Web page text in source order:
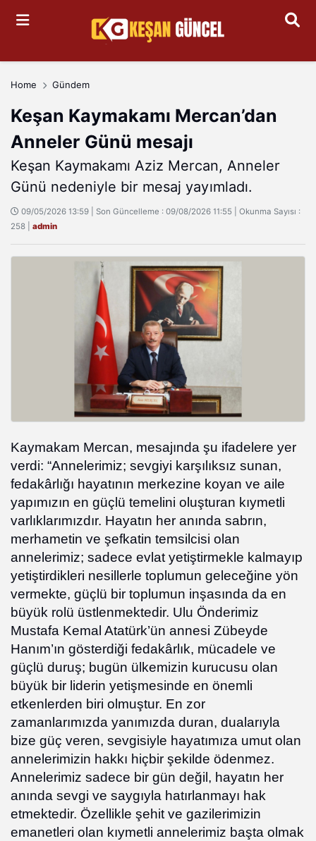
Arama
Home Gündem
Keşan Kaymakamı Mercan’dan
Anneler Günü mesajı
Keşan Kaymakamı Aziz Mercan, Anneler
Günü nedeniyle bir mesaj yayımladı.
09/05/2026 13:59 | Son Güncelleme : 09/08/2026 11:55 | Okunma Sayısı :
258 | admin
Kaymakam Mercan, mesajında şu ifadelere yer
verdi: “Annelerimiz; sevgiyi karşılıksız sunan,
fedakârlığı hayatının merkezine koyan ve aile
yapımızın en güçlü temelini oluşturan kıymetli
varlıklarımızdır. Hayatın her anında sabrın,
merhametin ve şefkatin temsilcisi olan
annelerimiz; sadece evlat yetiştirmekle kalmayıp
yetiştirdikleri nesillerle toplumun geleceğine yön
vermekte, güçlü bir toplumun inşasında da en
büyük rolü üstlenmektedir. Ulu Önderimiz
Mustafa Kemal Atatürk’ün annesi Zübeyde
Hanım’ın gösterdiği fedakârlık, mücadele ve
güçlü duruş; bugün ülkemizin kurucusu olan
büyük bir liderin yetişmesinde en önemli
etkenlerden biri olmuştur. En zor
zamanlarımızda yanımızda duran, dualarıyla
bize güç veren, sevgisiyle hayatımıza umut olan
annelerimizin hakkı hiçbir şekilde ödenmez.
Annelerimiz sadece bir gün değil, hayatın her
anında sevgi ve saygıyla hatırlanmayı hak
etmektedir. Özellikle şehit ve gazilerimizin
emanetleri olan kıymetli annelerimiz başta olmak